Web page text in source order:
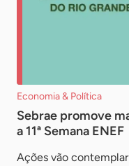
Economia & Política
Sebrae promove
a 11ª Semana ENEF
Ações vão